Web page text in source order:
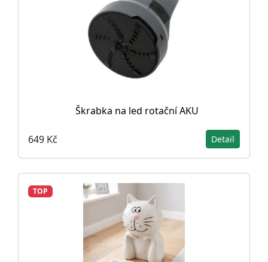
Škrabka na led rotační AKU
649 Kč Detail
TOP